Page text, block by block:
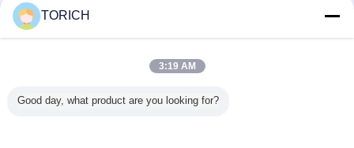
अधिकसीएनसी एल्यूमीनियम भागों
TORICH
3:19 AM
Good day, what product are you looking for?